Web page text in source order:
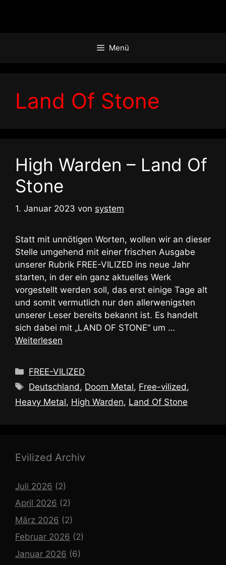
Menü
Land Of Stone
High Warden – Land Of
Stone
1. Januar 2023 von system
Statt mit unnötigen Worten, wollen wir an dieser
Stelle umgehend mit einer frischen Ausgabe
unserer Rubrik FREE-VILIZED ins neue Jahr
starten, in der ein ganz aktuelles Werk
vorgestellt werden soll, das erst einige Tage alt
und somit vermutlich nur den allerwenigsten
unserer Leser bereits bekannt ist. Es handelt
sich dabei mit „LAND OF STONE“ um …
Weiterlesen
Kategorien
FREE-VILIZED
Schlagwörter
Deutschland, Doom Metal, Free-vilized,
Heavy Metal, High Warden, Land Of Stone
Evilized Archiv
Juli 2026 (2)
April 2026 (2)
März 2026 (2)
Februar 2026 (2)
Januar 2026 (6)